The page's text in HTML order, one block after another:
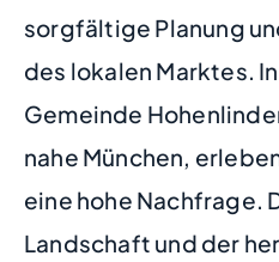
sorgfältige Planung
des lokalen Marktes.
Gemeinde
nahe München,
eine hohe Nachfrage.
Landschaft und der